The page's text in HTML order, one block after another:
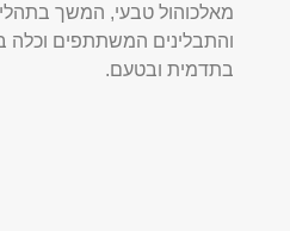
מאלכוהול טבעי, המשך
והתבלינים המשתתפים וכלה
בתדמית ובטעם.